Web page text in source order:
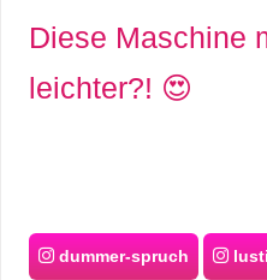
Diese Maschine
leichter?! 😍
dummer-spruch